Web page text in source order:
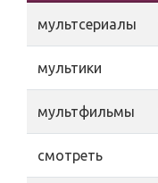
мультсериалы
мультики
мультфильмы
смотреть